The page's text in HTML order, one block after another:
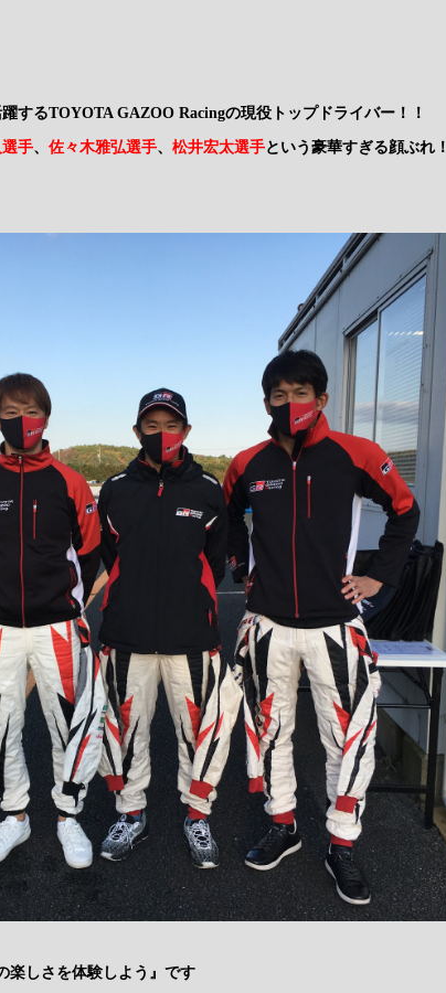
するTOYOTA GAZOO Racingの現役トップドライバー！！
手、 佐々木雅弘選手、 松井宏太選手という豪華すぎる顔ぶれ！
楽しさを体験しよう』です